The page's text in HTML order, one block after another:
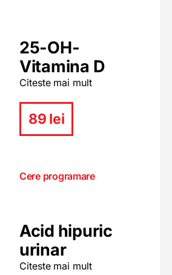
25-OH-
Vitamina D
Citeste mai mult
89 lei
Cere programare
Acid hipuric
urinar
Citeste mai mult